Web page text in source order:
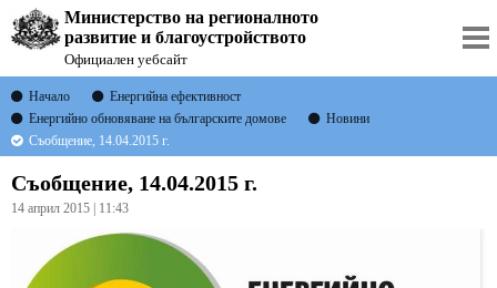
Министерство на регионалното
развитие и благоустройството
Официален уебсайт
Начало
Енергийна ефективност
Енергийно обновяване на българските домове
Новини
Съобщение, 14.04.2015 г.
Съобщение, 14.04.2015 г.
14 април 2015 | 11:43